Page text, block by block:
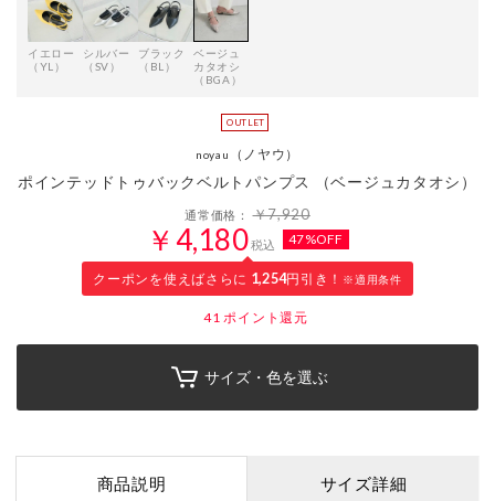
イエロー
（YL）
シルバー
（SV）
ブラック
（BL）
ベージュ
カタオシ
（BGA）
noyau （ノヤウ）
ポインテッドトゥバックベルトパンプス （ベージュカタオシ）
通常価格：￥7,920
￥4,180税込 47%OFF
クーポンを使えばさらに 1,254円引き！ ※適用条件
41 ポイント還元
サイズ・色を選ぶ
商品説明 サイズ詳細